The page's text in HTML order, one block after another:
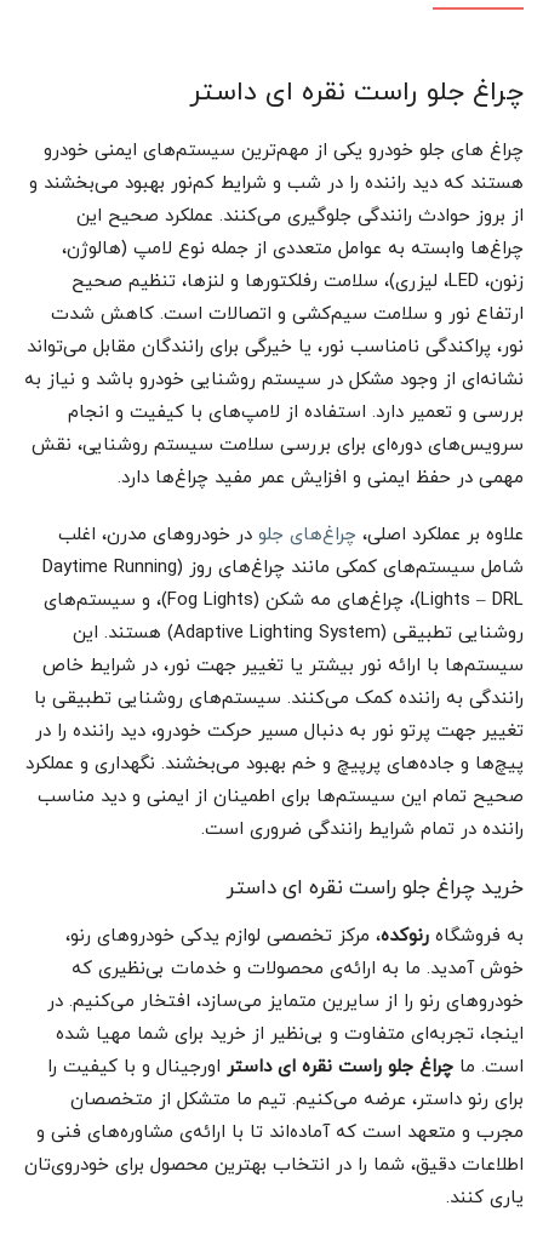
چراغ جلو راست نقره ای داستر
چراغ‌ های جلو خودرو یکی از مهم‌ترین سیستم‌های ایمنی خودرو
هستند که دید راننده را در شب و شرایط کم‌نور بهبود می‌بخشند و
از بروز حوادث رانندگی جلوگیری می‌کنند. عملکرد صحیح این
چراغ‌ها وابسته به عوامل متعددی از جمله نوع لامپ (هالوژن،
زنون، LED، لیزری)، سلامت رفلکتورها و لنزها، تنظیم صحیح
ارتفاع نور و سلامت سیم‌کشی و اتصالات است. کاهش شدت
نور، پراکندگی نامناسب نور، یا خیرگی برای رانندگان مقابل می‌تواند
نشانه‌ای از وجود مشکل در سیستم روشنایی خودرو باشد و نیاز به
بررسی و تعمیر دارد. استفاده از لامپ‌های با کیفیت و انجام
سرویس‌های دوره‌ای برای بررسی سلامت سیستم روشنایی، نقش
مهمی در حفظ ایمنی و افزایش عمر مفید چراغ‌ها دارد.
علاوه بر عملکرد اصلی، چراغ‌های جلو در خودروهای مدرن، اغلب
شامل سیستم‌های کمکی مانند چراغ‌های روز (Daytime Running
Lights – DRL)، چراغ‌های مه شکن (Fog Lights)، و سیستم‌های
روشنایی تطبیقی (Adaptive Lighting System) هستند. این
سیستم‌ها با ارائه نور بیشتر یا تغییر جهت نور، در شرایط خاص
رانندگی به راننده کمک می‌کنند. سیستم‌های روشنایی تطبیقی با
تغییر جهت پرتو نور به دنبال مسیر حرکت خودرو، دید راننده را در
پیچ‌ها و جاده‌های پرپیچ و خم بهبود می‌بخشند. نگهداری و عملکرد
صحیح تمام این سیستم‌ها برای اطمینان از ایمنی و دید مناسب
راننده در تمام شرایط رانندگی ضروری است.
خرید چراغ جلو راست نقره ای داستر
به فروشگاهرنوکده، مرکز تخصصی لوازم یدکی خودروهای رنو،
خوش آمدید. ما به ارائه‌ی محصولات و خدمات بی‌نظیری که
خودروهای رنو را از سایرین متمایز می‌سازد، افتخار می‌کنیم. در
اینجا، تجربه‌ای متفاوت و بی‌نظیر از خرید برای شما مهیا شده
است. ماچراغ جلو راست نقره ای داستر اورجینال و با کیفیت را
برای رنو داستر، عرضه می‌کنیم. تیم ما متشکل از متخصصان
مجرب و متعهد است که آماده‌اند تا با ارائه‌ی مشاوره‌های فنی و
اطلاعات دقیق، شما را در انتخاب بهترین محصول برای خودروی‌تان
یاری کنند.